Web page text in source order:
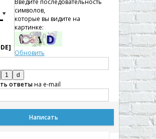

символов,
которые вы видите на
картинке:
Обновить
ответына e-mail
Написать